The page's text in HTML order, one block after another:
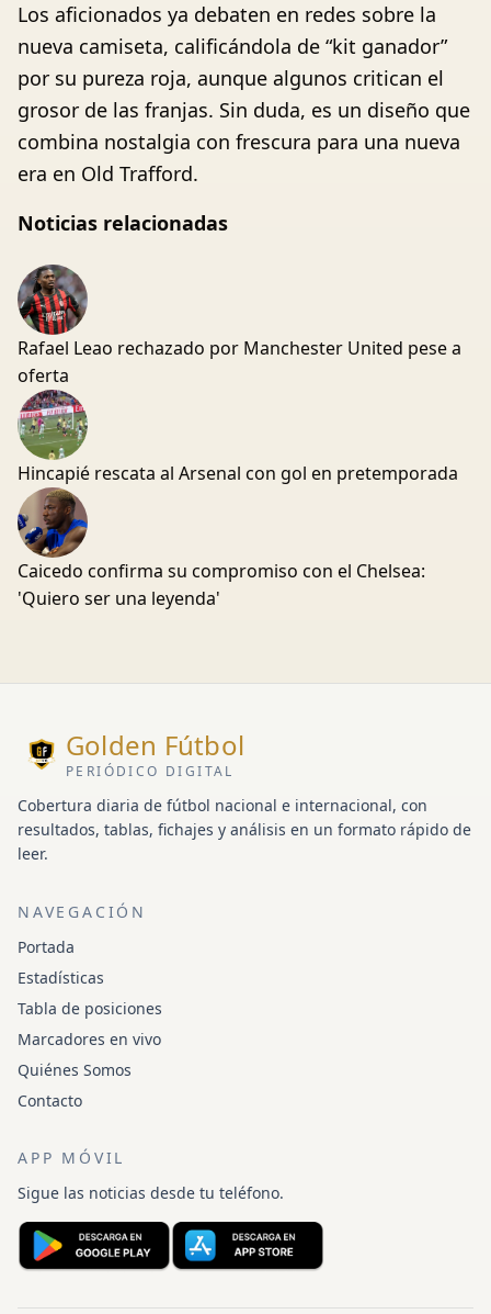
Los aficionados ya debaten en redes sobre la
nueva camiseta, calificándola de “kit ganador”
por su pureza roja, aunque algunos critican el
grosor de las franjas. Sin duda, es un diseño que
combina nostalgia con frescura para una nueva
era en Old Trafford.
Noticias relacionadas
Rafael Leao rechazado por Manchester United pese a
oferta
Hincapié rescata al Arsenal con gol en pretemporada
Caicedo confirma su compromiso con el Chelsea:
'Quiero ser una leyenda'
Golden Fútbol
PERIÓDICO DIGITAL
Cobertura diaria de fútbol nacional e internacional, con
resultados, tablas, fichajes y análisis en un formato rápido de
leer.
NAVEGACIÓN
Portada
Estadísticas
Tabla de posiciones
Marcadores en vivo
Quiénes Somos
Contacto
APP MÓVIL
Sigue las noticias desde tu teléfono.